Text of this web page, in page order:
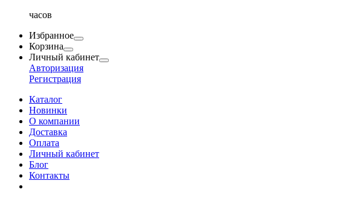
часов
Избранное
Корзина
Личный кабинет
Авторизация
Регистрация
Каталог
Новинки
О компании
Доставка
Оплата
Личный кабинет
Блог
Контакты